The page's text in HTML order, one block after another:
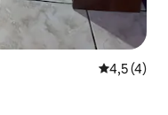
4,5 (4)